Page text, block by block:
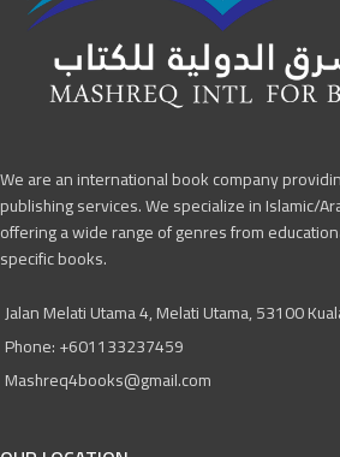
We are an international book company
publishing services. We specialize in Islamic/
offering a wide range of genres from
specific books.
Jalan Melati Utama 4, Melati Utama, 53100
Phone: +601133237459
Mashreq4books@gmail.com